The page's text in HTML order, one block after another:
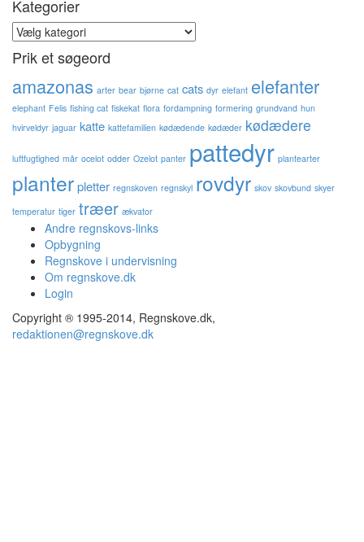
Kategorier
Kategorier
Prik et søgeord
amazonas arter bear bjørne cat cats dyr elefant elefanter
elephant Felis fishing cat fiskekat flora fordampning formering grundvand hun
hvirveldyr jaguar katte kattefamilien kødædende kødæder kødædere
luftfugtighed mår ocelot odder Ozelot panter pattedyr plantearter
planterpletter regnskoven regnskyl rovdyr skov skovbund skyer
temperatur tiger træer ækvator
Andre regnskovs-links
Opbygning
Regnskove i undervisning
Om regnskove.dk
Login
Copyright ® 1995-2014, Regnskove.dk,
redaktionen@regnskove.dk